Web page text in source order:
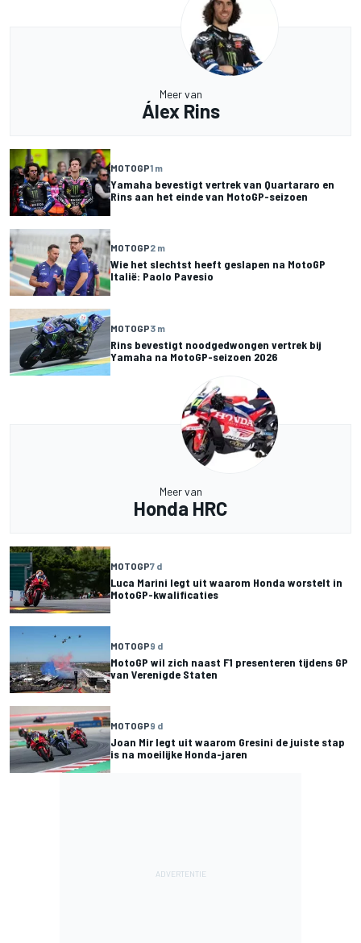
Meer van
Álex Rins
MOTOGP1 m
Yamaha bevestigt vertrek van Quartararo en
Rins aan het einde van MotoGP-seizoen
MOTOGP2 m
Wie het slechtst heeft geslapen na MotoGP
Italië: Paolo Pavesio
MOTOGP3 m
Rins bevestigt noodgedwongen vertrek bij
Yamaha na MotoGP-seizoen 2026
Meer van
Honda HRC
MOTOGP7 d
Luca Marini legt uit waarom Honda worstelt in
MotoGP-kwalificaties
MOTOGP9 d
MotoGP wil zich naast F1 presenteren tijdens GP
van Verenigde Staten
MOTOGP9 d
Joan Mir legt uit waarom Gresini de juiste stap
is na moeilijke Honda-jaren